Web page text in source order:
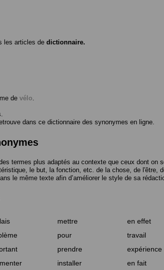
les articles de dictionnaire.
de vélo
dans ce dictionnaire des synonymes en ligne.
termes plus adaptés au contexte que ceux dont on
le but, la fonction, etc. de la chose, de l'être,
le même texte afin d’améliorer le style de sa
mettre en effet
pour travail
prendre expérience
installer en fait